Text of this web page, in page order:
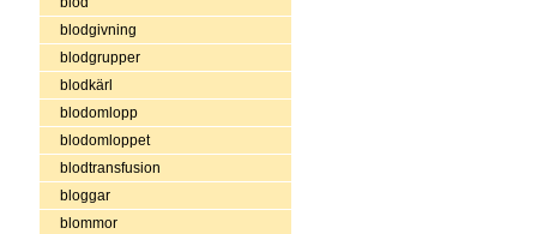
blodgivning
blodgrupper
blodkärl
blodomlopp
blodomloppet
blodtransfusion
bloggar
blommor